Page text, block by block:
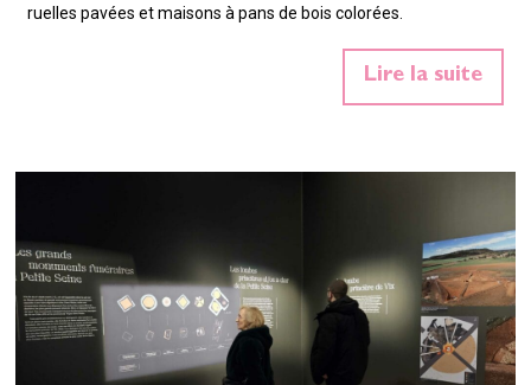
ruelles pavées et maisons à pans de bois colorées.
guider à travers le centre historique, un véritable livre d'histoire
Lire la suite